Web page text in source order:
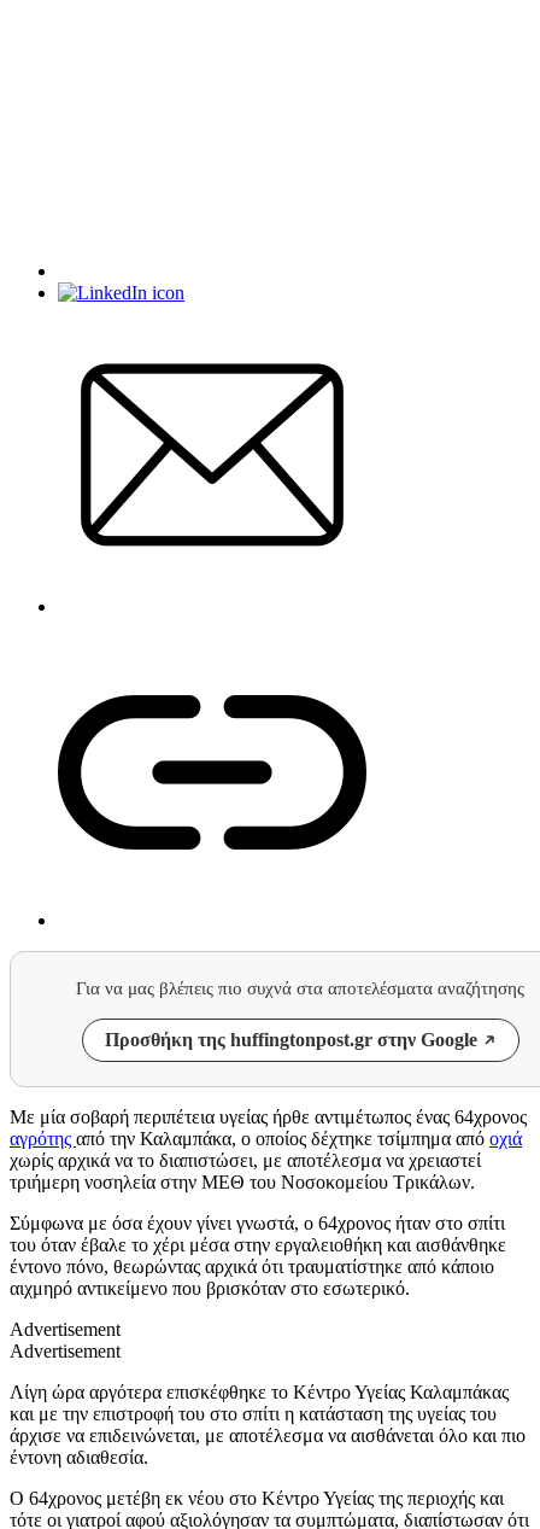
Για να μας βλέπεις πιο συχνά στα αποτελέσματα αναζήτησης
Προσθήκη της huffingtonpost.gr στην Google
Με μία σοβαρή περιπέτεια υγείας ήρθε αντιμέτωπος ένας 64χρονος
αγρότης από την Καλαμπάκα, ο οποίος δέχτηκε τσίμπημα από οχιά
χωρίς αρχικά να το διαπιστώσει, με αποτέλεσμα να χρειαστεί
τριήμερη νοσηλεία στην ΜΕΘ του Νοσοκομείου Τρικάλων.
Σύμφωνα με όσα έχουν γίνει γνωστά, ο 64χρονος ήταν στο σπίτι
του όταν έβαλε το χέρι μέσα στην εργαλειοθήκη και αισθάνθηκε
έντονο πόνο, θεωρώντας αρχικά ότι τραυματίστηκε από κάποιο
αιχμηρό αντικείμενο που βρισκόταν στο εσωτερικό.
Advertisement
Advertisement
Λίγη ώρα αργότερα επισκέφθηκε το Κέντρο Υγείας Καλαμπάκας
και με την επιστροφή του στο σπίτι η κατάσταση της υγείας του
άρχισε να επιδεινώνεται, με αποτέλεσμα να αισθάνεται όλο και πιο
έντονη αδιαθεσία.
Ο 64χρονος μετέβη εκ νέου στο Κέντρο Υγείας της περιοχής και
τότε οι γιατροί αφού αξιολόγησαν τα συμπτώματα, διαπίστωσαν ότι